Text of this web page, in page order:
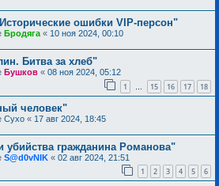
ошибки VIP-персон"
Бродяга « 10 ноя 2024, 00:10
Битва за хлеб"
Бушков « 08 ноя 2024, 05:12
1 … 15 16 17 18
человек"
Сухо « 17 авг 2024, 18:45
убийства гражданина Романова"
S@d0vNIK « 02 авг 2024, 21:51
1 2 3 4 5 6